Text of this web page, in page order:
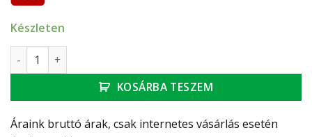
Készleten
GEBO Platinum szűkítő K-B 6/4"-1/2" mennyiség
KOSÁRBA TESZEM
Áraink bruttó árak, csak internetes vásárlás esetén